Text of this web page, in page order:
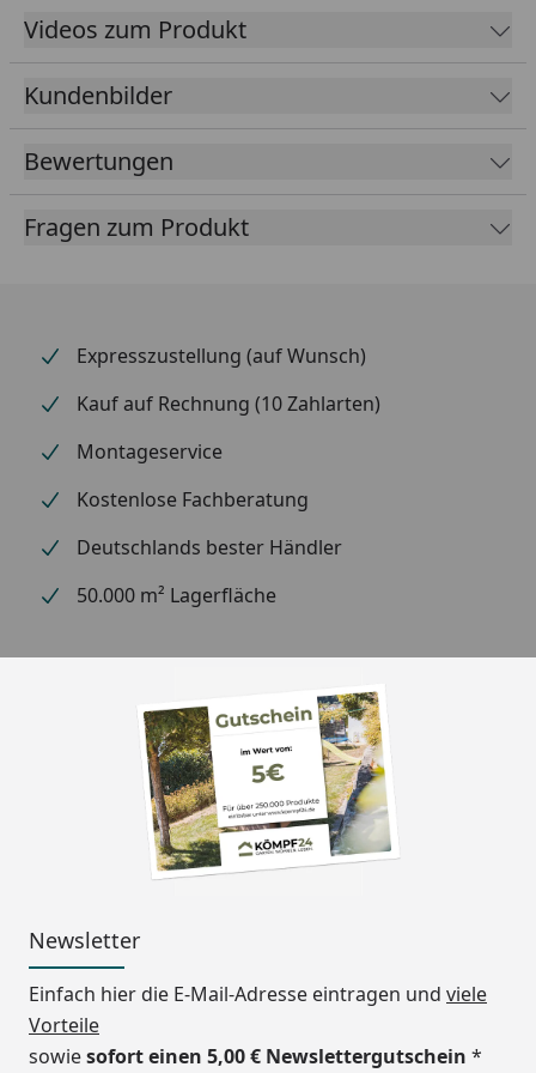
frostsicher)
Dach aus Polycarbonat in: Rauchglasgrau (100 %
UV-Schutz / 81 % Schutz vor Infrarotstrahlung)
Infrarotstrahlung)
Maximale Flexibilität und Belastbarkeit durch die
innovative 2-Stützen Bauweise (Stütze: 160 x 100
mm)
platzökonomisch
Material
Carport Konstruktion:
eloxiertes Aluminium
Dach: Polycarbonat in
Rauchglasgrau (100 % UV-
Infrarotstrahlung-Schutz)
Schutz / 37 %
Infrarotstrahlung-Schutz).
Sie können die gewünschte
Dachplattenfarbe unter
"empfohlenes Zubehör"
wählen.
das Zubehör keine
auswählen).
Videos zum Produkt
Kundenbilder
Bewertungen
Fragen zum Produkt
Expresszustellung (auf Wunsch)
Kauf auf Rechnung (10 Zahlarten)
Montageservice
Kostenlose Fachberatung
Deutschlands bester Händler
50.000 m² Lagerfläche
Newsletter
Einfach hier die E-Mail-Adresse eintragen und viele
Vorteile
sowiesofort einen 5,00 € Newslettergutschein *